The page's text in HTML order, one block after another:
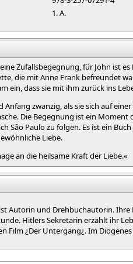
1. A.
Zufallsbegegnung, für John ist
die mit Anne Frank befreundet
ein, dass sie mit ihm zurück ins
zwanzig, als sie sich auf
Die Begegnung ist ein
São Paulo zu folgen. Es ist ein
Liebe.
an die heilsame Kraft der Liebe.«
Autorin und Drehbuchautorin.
Hitlers Sekretärin erzählt ihr
Film ¿Der Untergang¿. Im